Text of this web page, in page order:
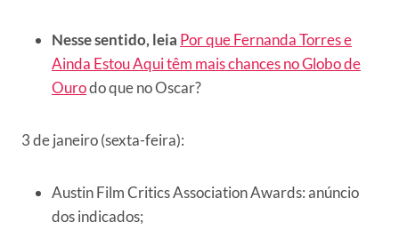
Nesse sentido, leia Por que Fernanda Torres e
Ainda Estou Aqui têm mais chances no Globo de
Ourodo que no Oscar?
3 de janeiro (sexta-feira):
Austin Film Critics Association Awards: anúncio
dos indicados;